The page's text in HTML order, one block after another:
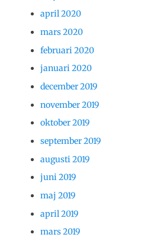
april 2020
mars 2020
februari 2020
januari 2020
december 2019
november 2019
oktober 2019
september 2019
augusti 2019
juni 2019
maj 2019
april 2019
mars 2019